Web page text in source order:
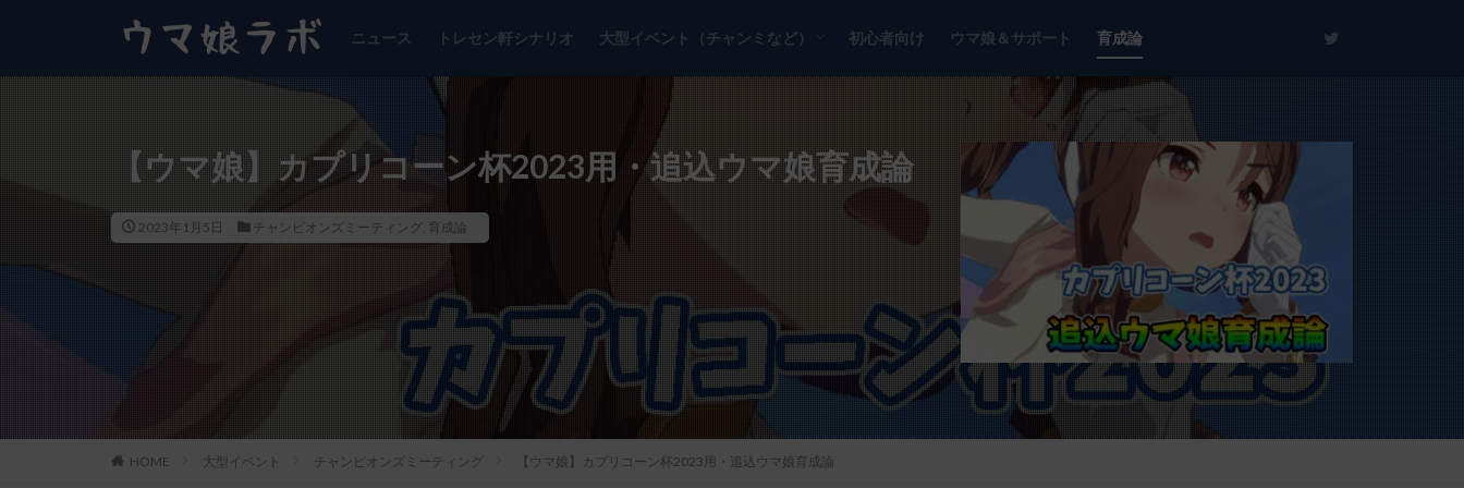
ニュース トレセン軒シナリオ 大型イベント（チャンミなど） 初心者向け ウマ娘＆サポート 育成論
【ウマ娘】カプリコーン杯2023用・追込ウマ娘育成論
2023年1月5日 チャンピオンズミーティング, 育成論
HOME 大型イベント チャンピオンズミーティング 【ウマ娘】カプリコーン杯2023用・追込ウマ娘育成論